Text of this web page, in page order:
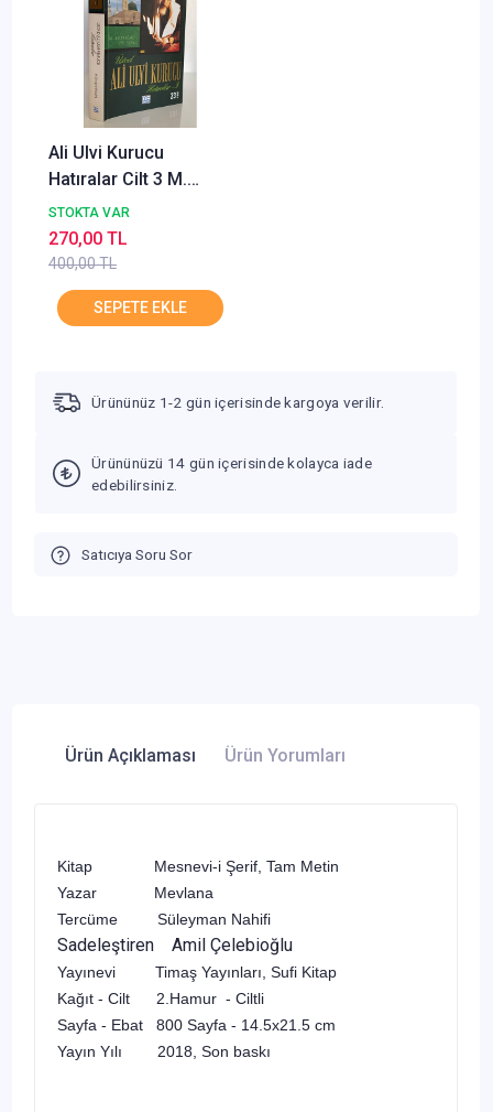
Ali Ulvi Kurucu
Hatıralar Cilt 3 M.
Ertuğrul Düzdağ
STOKTA VAR
400,00 TL
270,00 TL
Ürününüz 1-2 gün içerisinde kargoya verilir.
Ürününüzü 14 gün içerisinde kolayca iade
edebilirsiniz.
Satıcıya Soru Sor
Ürün Açıklaması Ürün Yorumları
Kitap Mesnevi-i Şerif, Tam Metin
Yazar Mevlana
Tercüme Süleyman Nahifi
Sadeleştiren Amil Çelebioğlu
Yayınevi Timaş Yayınları, Sufi Kitap
Kağıt - Cilt 2.Hamur - Ciltli
Sayfa - Ebat 800 Sayfa - 14.5x21.5 cm
Yayın Yılı 2018, Son baskı